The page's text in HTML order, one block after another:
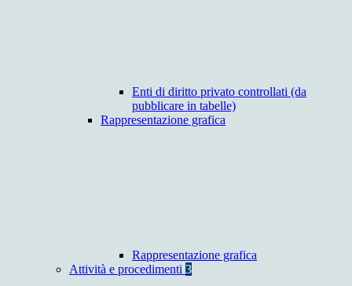
Enti di diritto privato controllati (da
pubblicare in tabelle)
Rappresentazione grafica
Rappresentazione grafica
Attività e procedimenti 3